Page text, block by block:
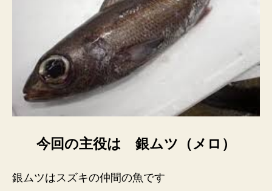
今回の主役は 銀ムツ（メロ）
銀ムツはスズキの仲間の魚です